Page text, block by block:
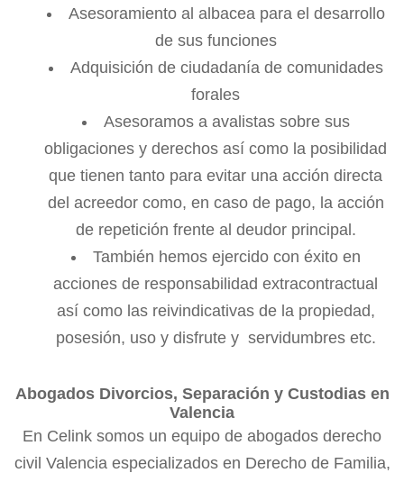
Asesoramiento al albacea para el desarrollo
de sus funciones
Adquisición de ciudadanía de comunidades
forales
Asesoramos a avalistas sobre sus
obligaciones y derechos así como la posibilidad
que tienen tanto para evitar una acción directa
del acreedor como, en caso de pago, la acción
de repetición frente al deudor principal.
También hemos ejercido con éxito en
acciones de responsabilidad extracontractual
así como las reivindicativas de la propiedad,
posesión, uso y disfrute y servidumbres etc.
Abogados Divorcios, Separación y Custodias en
Valencia
En Celink somos un equipo de abogados derecho
civil Valencia especializados en Derecho de Familia,